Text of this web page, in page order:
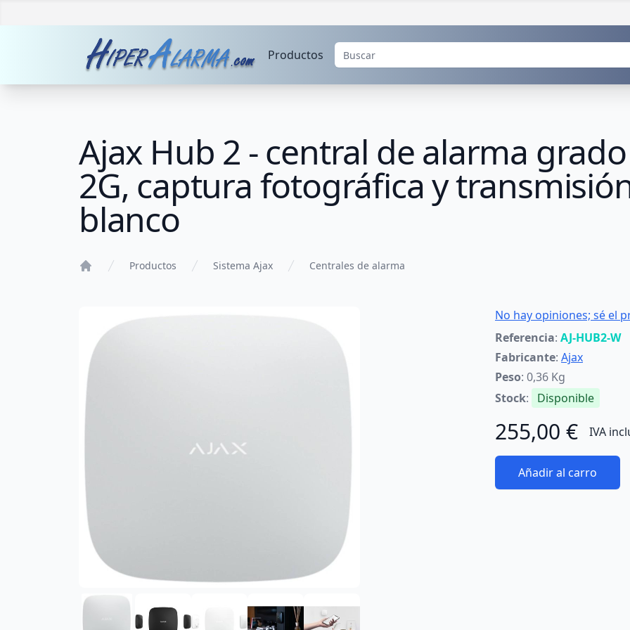
Productos
Ajax Hub 2 - central de alarma
2G, captura fotográfica y
blanco
Productos Sistema Ajax Centrales de alarma
No hay opiniones; sé el
Referencia: AJ-HUB2-W
Fabricante: Ajax
Peso: 0,36 Kg
Stock: Disponible
255,00 € IVA
Añadir al carro